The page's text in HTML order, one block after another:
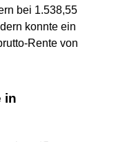
bei 1.538,55
konnte ein
Rente von
in